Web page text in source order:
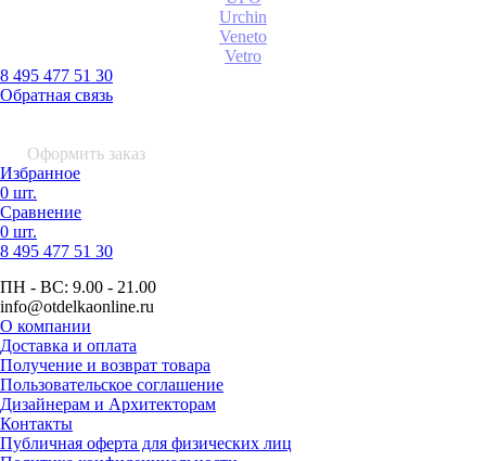
Urchin
Veneto
Vetro
8 495 477 51 30
Обратная связь
Оформить заказ
Избранное
0 шт.
Сравнение
0 шт.
8 495 477 51 30
ПН - ВС: 9.00 - 21.00
info@otdelkaonline.ru
О компании
Доставка и оплата
Получение и возврат товара
Пользовательское соглашение
Дизайнерам и Архитекторам
Контакты
Публичная оферта для физических лиц